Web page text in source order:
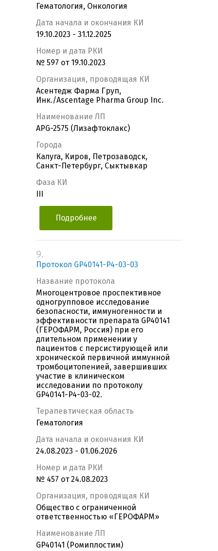
Гематология, Онкология
Дата начала и окончания КИ
19.10.2023 - 31.12.2025
Номер и дата РКИ
№ 597 от 19.10.2023
Организация, проводящая КИ
Асентедж Фарма Груп,
Инк./Ascentage Pharma Group Inc.
Наименование ЛП
APG-2575 (Лизафтоклакс)
Города
Калуга, Киров, Петрозаводск,
Санкт-Петербург, Сыктывкар
Фаза КИ
Подробнее
9.
Протокол GP40141-P4-03-03
Название протокола
Многоцентровое проспективное
одногрупповое исследование
безопасности, иммуногенности и
эффективности препарата GP40141
(ГЕРОФАРМ, Россия) при его
длительном применении у
пациентов с персистирующей или
хронической первичной иммунной
тромбоцитопенией, завершивших
участие в клиническом
исследовании по протоколу
GP40141-P4-03-02.
Терапевтическая область
Гематология
Дата начала и окончания КИ
24.08.2023 - 01.06.2026
Номер и дата РКИ
№ 457 от 24.08.2023
Организация, проводящая КИ
Общество с ограниченной
ответственностью «ГЕРОФАРМ»
Наименование ЛП
GP40141 (Ромиплостим)